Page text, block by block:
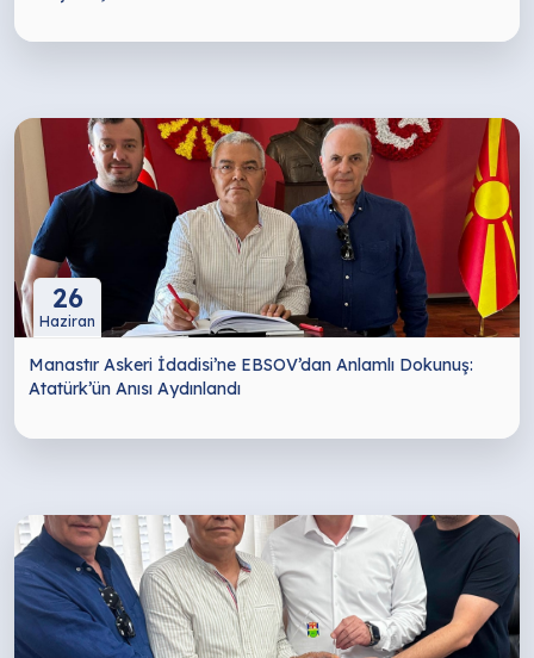
26
Haziran
Manastır Askeri İdadisi’ne EBSOV’dan Anlamlı Dokunuş:
Atatürk’ün Anısı Aydınlandı